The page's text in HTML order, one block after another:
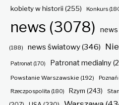
kobiety w historii (255) Konkurs
news (3078)
(188) news światowy(346)
Patronat(170) Patronat medialny
Powstanie Warszawskie (192) Poznań
Rzeczpospolita (180) Rzym (243)